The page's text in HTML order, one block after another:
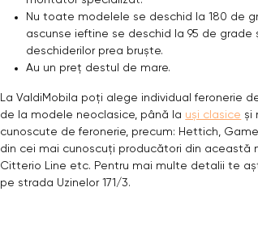
Nu toate modelele se deschid la 180 de
ascunse ieftine se deschid la 95 de grade
deschiderilor prea bruște.
Au un preț destul de mare.
La ValdiMobila poți alege individual feronerie
de la modele neoclasice, până la uși clasice și
cunoscute de feronerie, precum: Hettich,
din cei mai cunoscuți producători din această
Citterio Line etc. Pentru mai multe detalii te
pe strada Uzinelor 171/3.